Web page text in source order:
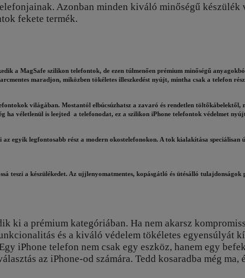
Azonban minden kiváló minőségű
fekete termék.
a MagSafe szilikon telefontok, de ezen túlmenően prémium minőségű
maradjon, miközben tökéletes illeszkedést nyújt, mintha csak a telefon
világában. Mostantól elbúcsúzhatsz a zavaró és rendetlen töltőkábelektől,
véletlenül is leejted a telefonodat, ez a szilikon iPhone telefontok védelmet nyújt
az egyik legfontosabb rész a modern okostelefonokon. A tok kialakítása
teszi a készülékedet. Az ujjlenyomatmentes, kopásgátló és ütésálló
ki a prémium kategóriában. Ha nem akarsz
és a kiváló védelem tökéletes egyensúlyát
iPhone telefon nem csak egy eszköz, hanem egy
az iPhone-od számára. Tedd kosaradba még ma,